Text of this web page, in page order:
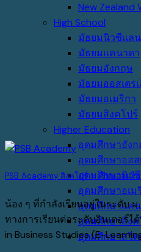
New Zealand
High School
มัธยมนิวซีแล
มัธยมแคนาดา
มัธยมอังกฤษ
มัธยมออสเตร
มัธยมอเมริกา
มัธยมสิงคโปร์
Higher Education
อุดมศึกษาอัง
อุดมศึกษาออส
อุดมศึกษานิว
อุดมศึกษาอเม
อุดมศึกษาแค
อุดมศึกษาสิงค
อุดมศึกษาสวิต
PSB Academy สิงคโปร์ – เรียนออน
น้อง ๆ ที่กำลังเรียนอยู่ในระดับ
ทางการเรียนต่อระดับอินเตอร์
in Business Studies (E-